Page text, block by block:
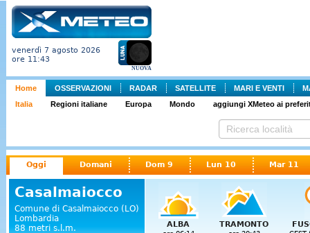
venerdì 7 agosto 2026
ore 11:43
NUOVA
Home OSSERVAZIONI RADAR SATELLITE MARI E VENTI
Italia
Regioni italiane Europa Mondo aggiungi XMeteo ai
Oggi Domani Dom 9 Lun 10 Mar 11
Casalmaiocco
Comune di Casalmaiocco (LO)
Lombardia
88 metri s.l.m.
ALBA TRAMONTO